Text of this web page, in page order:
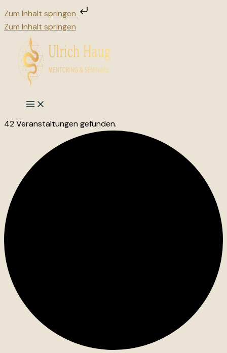
Zum Inhalt springen
Zum Inhalt springen
42 Veranstaltungen gefunden.